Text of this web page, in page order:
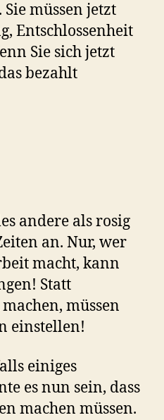
müssen jetzt
Entschlossenheit
Sie sich jetzt
bezahlt
andere als rosig
an. Nur, wer
macht, kann
Statt
müssen
einstellen!
einiges
es nun sein, dass
machen müssen.